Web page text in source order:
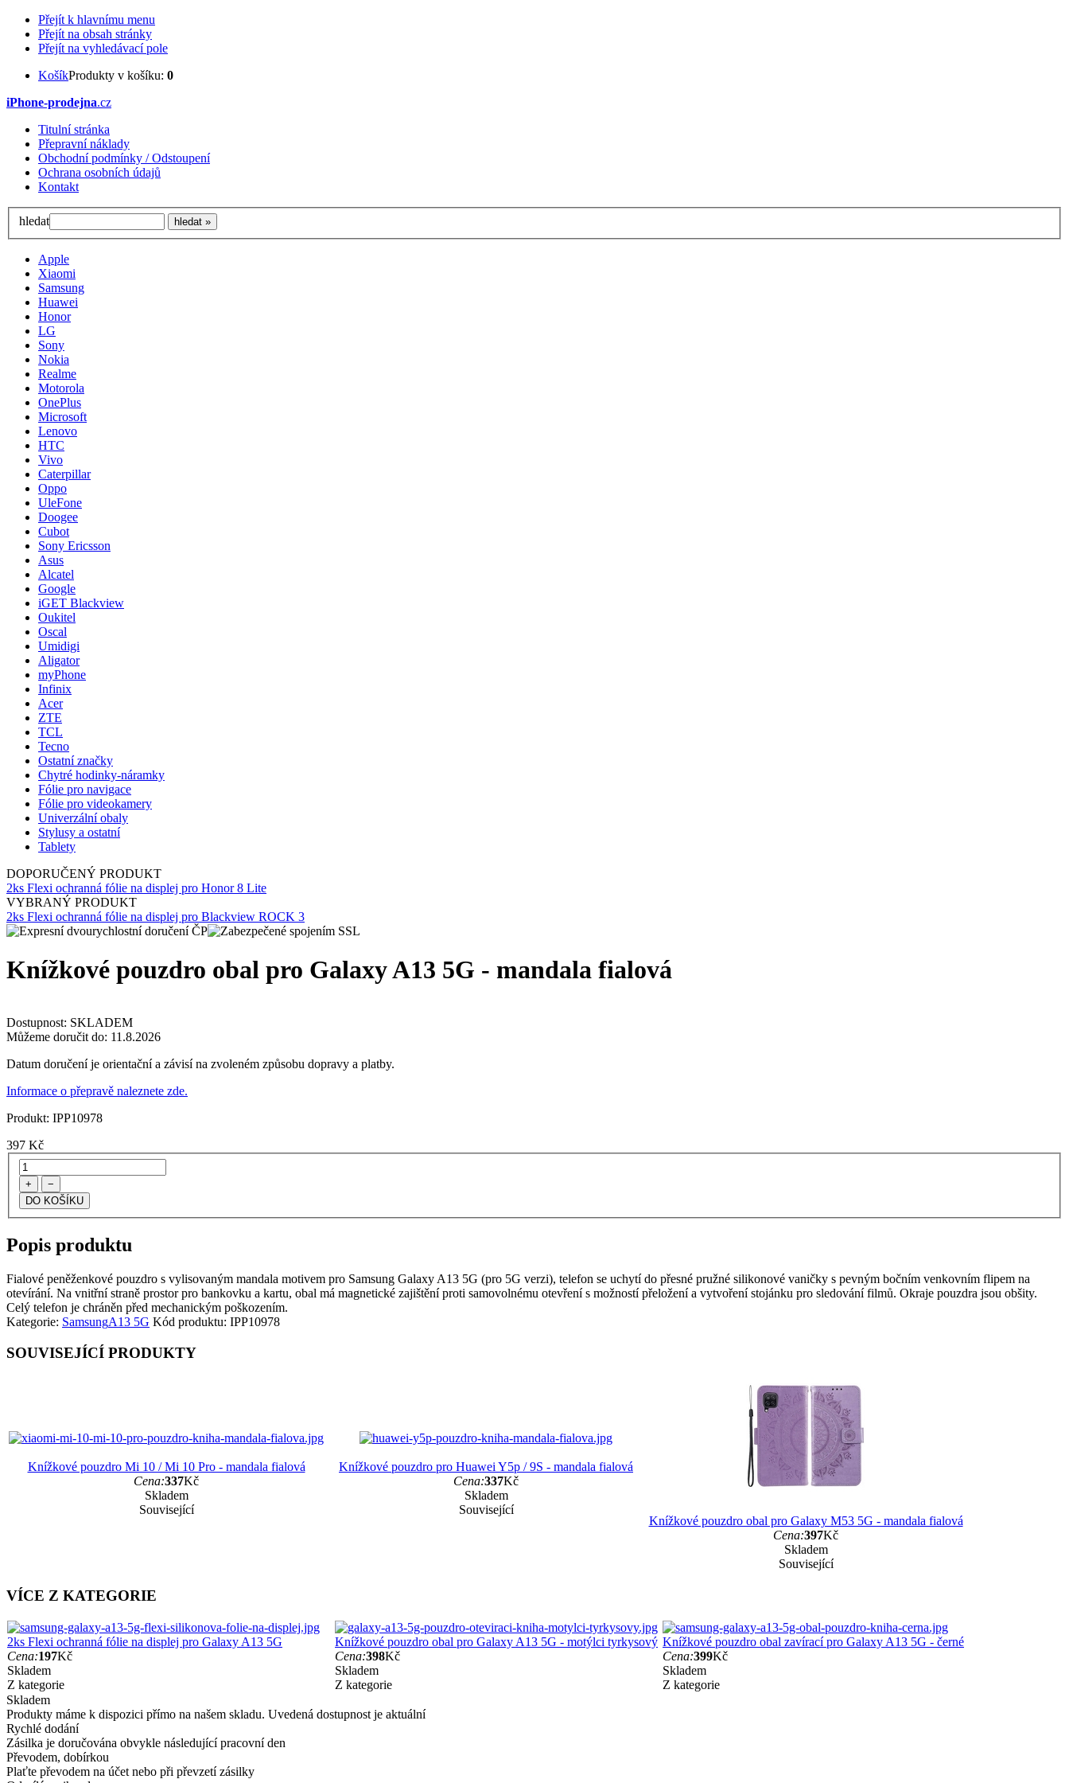
Přejít k hlavnímu menu
Přejít na obsah stránky
Přejít na vyhledávací pole
KošíkProdukty v košíku: 0
iPhone-prodejna.cz
Titulní stránka
Přepravní náklady
Obchodní podmínky / Odstoupení
Ochrana osobních údajů
Kontakt
hledat
Apple
Xiaomi
Samsung
Huawei
Honor
LG
Sony
Nokia
Realme
Motorola
OnePlus
Microsoft
Lenovo
HTC
Vivo
Caterpillar
Oppo
UleFone
Doogee
Cubot
Sony Ericsson
Asus
Alcatel
Google
iGET Blackview
Oukitel
Oscal
Umidigi
Aligator
myPhone
Infinix
Acer
ZTE
TCL
Tecno
Ostatní značky
Chytré hodinky-náramky
Fólie pro navigace
Fólie pro videokamery
Univerzální obaly
Stylusy a ostatní
Tablety
DOPORUČENÝ PRODUKT
2ks Flexi ochranná fólie na displej pro Honor 8 Lite
VYBRANÝ PRODUKT
2ks Flexi ochranná fólie na displej pro Blackview ROCK 3
Knížkové pouzdro obal pro Galaxy A13 5G - mandala fialová
Dostupnost: SKLADEM
Můžeme doručit do: 11.8.2026
Datum doručení je orientační a závisí na zvoleném způsobu dopravy a platby.
Informace o přepravě naleznete zde.
Produkt: IPP10978
397 Kč
+ −
Popis produktu
Fialové peněženkové pouzdro s vylisovaným mandala motivem pro Samsung Galaxy A13 5G (pro 5G verzi), telefon se uchytí do přesné pružné silikonové vaničky s pevným bočním venkovním flipem na
otevírání. Na vnitřní straně prostor pro bankovku a kartu, obal má magnetické zajištění proti samovolnému otevření s možností přeložení a vytvoření stojánku pro sledování filmů. Okraje pouzdra jsou obšity.
Celý telefon je chráněn před mechanickým poškozením.
Kategorie: SamsungA13 5G Kód produktu: IPP10978
SOUVISEJÍCÍ PRODUKTY
Knížkové pouzdro Mi 10 / Mi 10 Pro - mandala fialová
Cena:337Kč
Skladem
Související
Knížkové pouzdro pro Huawei Y5p / 9S - mandala fialová
Cena:337Kč
Skladem
Související
Knížkové pouzdro obal pro Galaxy M53 5G - mandala fialová
Cena:397Kč
Skladem
Související
VÍCE Z KATEGORIE
2ks Flexi ochranná fólie na displej pro Galaxy A13 5G
Cena:197Kč
Skladem
Z kategorie
Knížkové pouzdro obal pro Galaxy A13 5G - motýlci tyrkysový
Cena:398Kč
Skladem
Z kategorie
Knížkové pouzdro obal zavírací pro Galaxy A13 5G - černé
Cena:399Kč
Skladem
Z kategorie
Skladem
Produkty máme k dispozici přímo na našem skladu. Uvedená dostupnost je aktuální
Rychlé dodání
Zásilka je doručována obvykle následující pracovní den
Převodem, dobírkou
Plaťte převodem na účet nebo při převzetí zásilky